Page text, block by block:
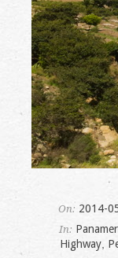
On: 2014-
In:
Highway